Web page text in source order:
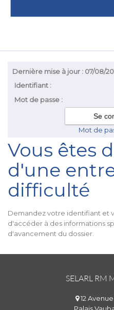
Dernière mise à jour : 07/08/
Identifiant :
Mot de passe :
Mot de
Vous êtes
d'une
difficulté
Demandez votre identifiant et
d'accéder à des informations
d'avancement du dossier.
SELARL RM
12